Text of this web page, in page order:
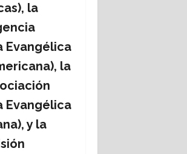
la
Evangélica
la
Evangélica
y la